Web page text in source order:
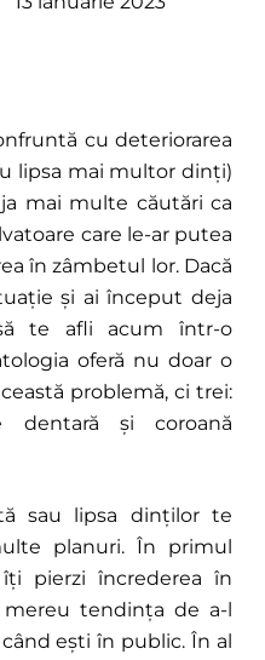
cu deteriorarea
lipsa mai multor dinți)
mai multe căutări ca
care le-ar putea
în zâmbetul lor. Dacă
și ai început deja
te afli acum într-o
oferă nu doar o
problemă, ci trei:
dentară și coroană
sau lipsa dinților te
planuri. În primul
pierzi încrederea în
tendința de a-l
ești în public. În al